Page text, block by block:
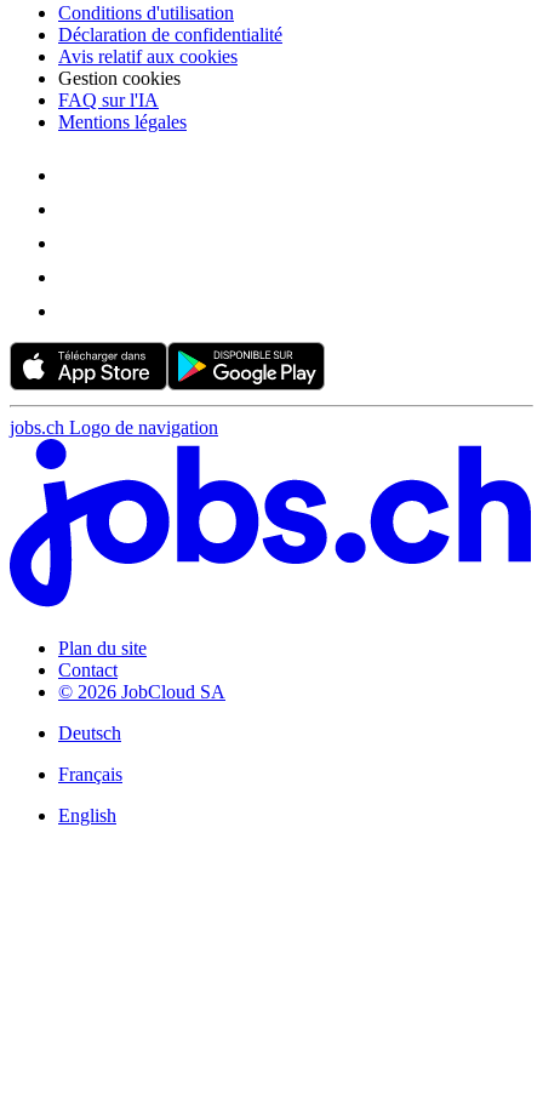
Conditions d'utilisation
Déclaration de confidentialité
Avis relatif aux cookies
Gestion cookies
FAQ sur l'IA
Mentions légales
jobs.ch Logo de navigation
Plan du site
Contact
© 2026 JobCloud SA
Deutsch
Français
English